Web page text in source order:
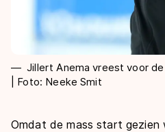
Jillert Anema vreest voor
| Foto: Neeke Smit
Omdat de mass start gezien